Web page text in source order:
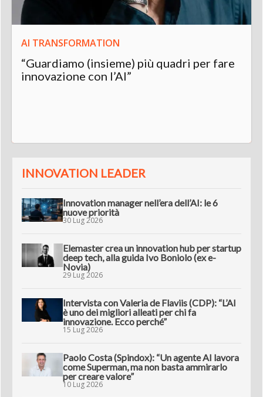
AI TRANSFORMATION
“Guardiamo (insieme) più quadri per fare
innovazione con l’AI”
INNOVATION LEADER
Innovation manager nell’era dell’AI: le 6
nuove priorità
30 Lug 2026
Elemaster crea un innovation hub per startup
deep tech, alla guida Ivo Boniolo (ex e-
Novia)
29 Lug 2026
Intervista con Valeria de Flaviis (CDP): “L’AI
è uno dei migliori alleati per chi fa
innovazione. Ecco perché”
15 Lug 2026
Paolo Costa (Spindox): “Un agente AI lavora
come Superman, ma non basta ammirarlo
per creare valore”
10 Lug 2026